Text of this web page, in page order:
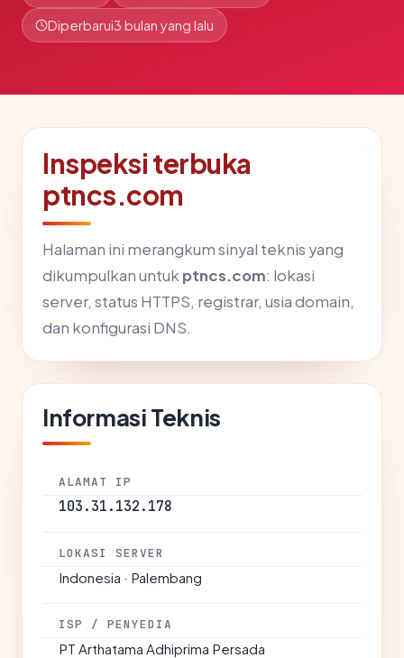
Diperbarui3 bulan yang lalu
Inspeksi terbuka
ptncs.com
Halaman ini merangkum sinyal teknis yang
dikumpulkan untuk ptncs.com: lokasi
server, status HTTPS, registrar, usia domain,
dan konfigurasi DNS.
Informasi Teknis
ALAMAT IP
103.31.132.178
LOKASI SERVER
Indonesia · Palembang
ISP / PENYEDIA
PT Arthatama Adhiprima Persada